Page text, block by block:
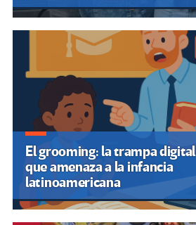
El grooming: la trampa digital
que amenaza a la infancia
latinoamericana